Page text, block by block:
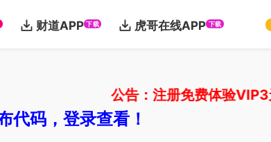
财道APP 下载 虎哥在线APP 下载
公告：注册免费体验VIP3天
代码，登录查看！